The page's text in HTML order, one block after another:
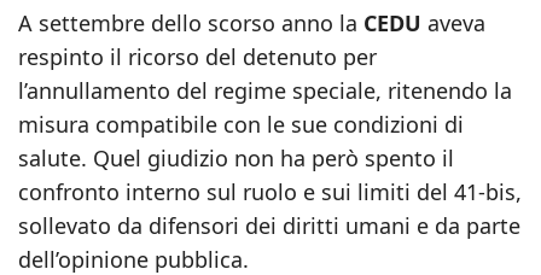
A settembre dello scorso anno la CEDU aveva
respinto il ricorso del detenuto per
l’annullamento del regime speciale, ritenendo la
misura compatibile con le sue condizioni di
salute. Quel giudizio non ha però spento il
confronto interno sul ruolo e sui limiti del 41‑bis,
sollevato da difensori dei diritti umani e da parte
dell’opinione pubblica.